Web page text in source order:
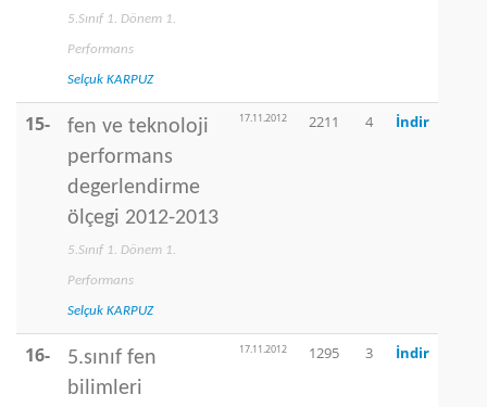
5.Sınıf 1. Dönem 1.
Performans
Selçuk KARPUZ
15-
fen ve teknoloji
performans
degerlendirme
ölçegi 2012-2013
5.Sınıf 1. Dönem 1.
Performans
Selçuk KARPUZ
17.11.2012 2211 4 İndir
16-
5.sınıf fen
bilimleri
17.11.2012 1295 3 İndir